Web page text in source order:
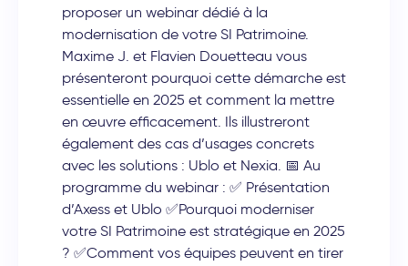
proposer un webinar dédié à la
modernisation de votre SI Patrimoine.
Maxime J. et Flavien Douetteau vous
présenteront pourquoi cette démarche est
essentielle en 2025 et comment la mettre
en œuvre efficacement. Ils illustreront
également des cas d’usages concrets
avec les solutions : Ublo et Nexia. 📅 Au
programme du webinar : ✅ Présentation
d’Axess et Ublo ✅Pourquoi moderniser
votre SI Patrimoine est stratégique en 2025
? ✅Comment vos équipes peuvent en tirer